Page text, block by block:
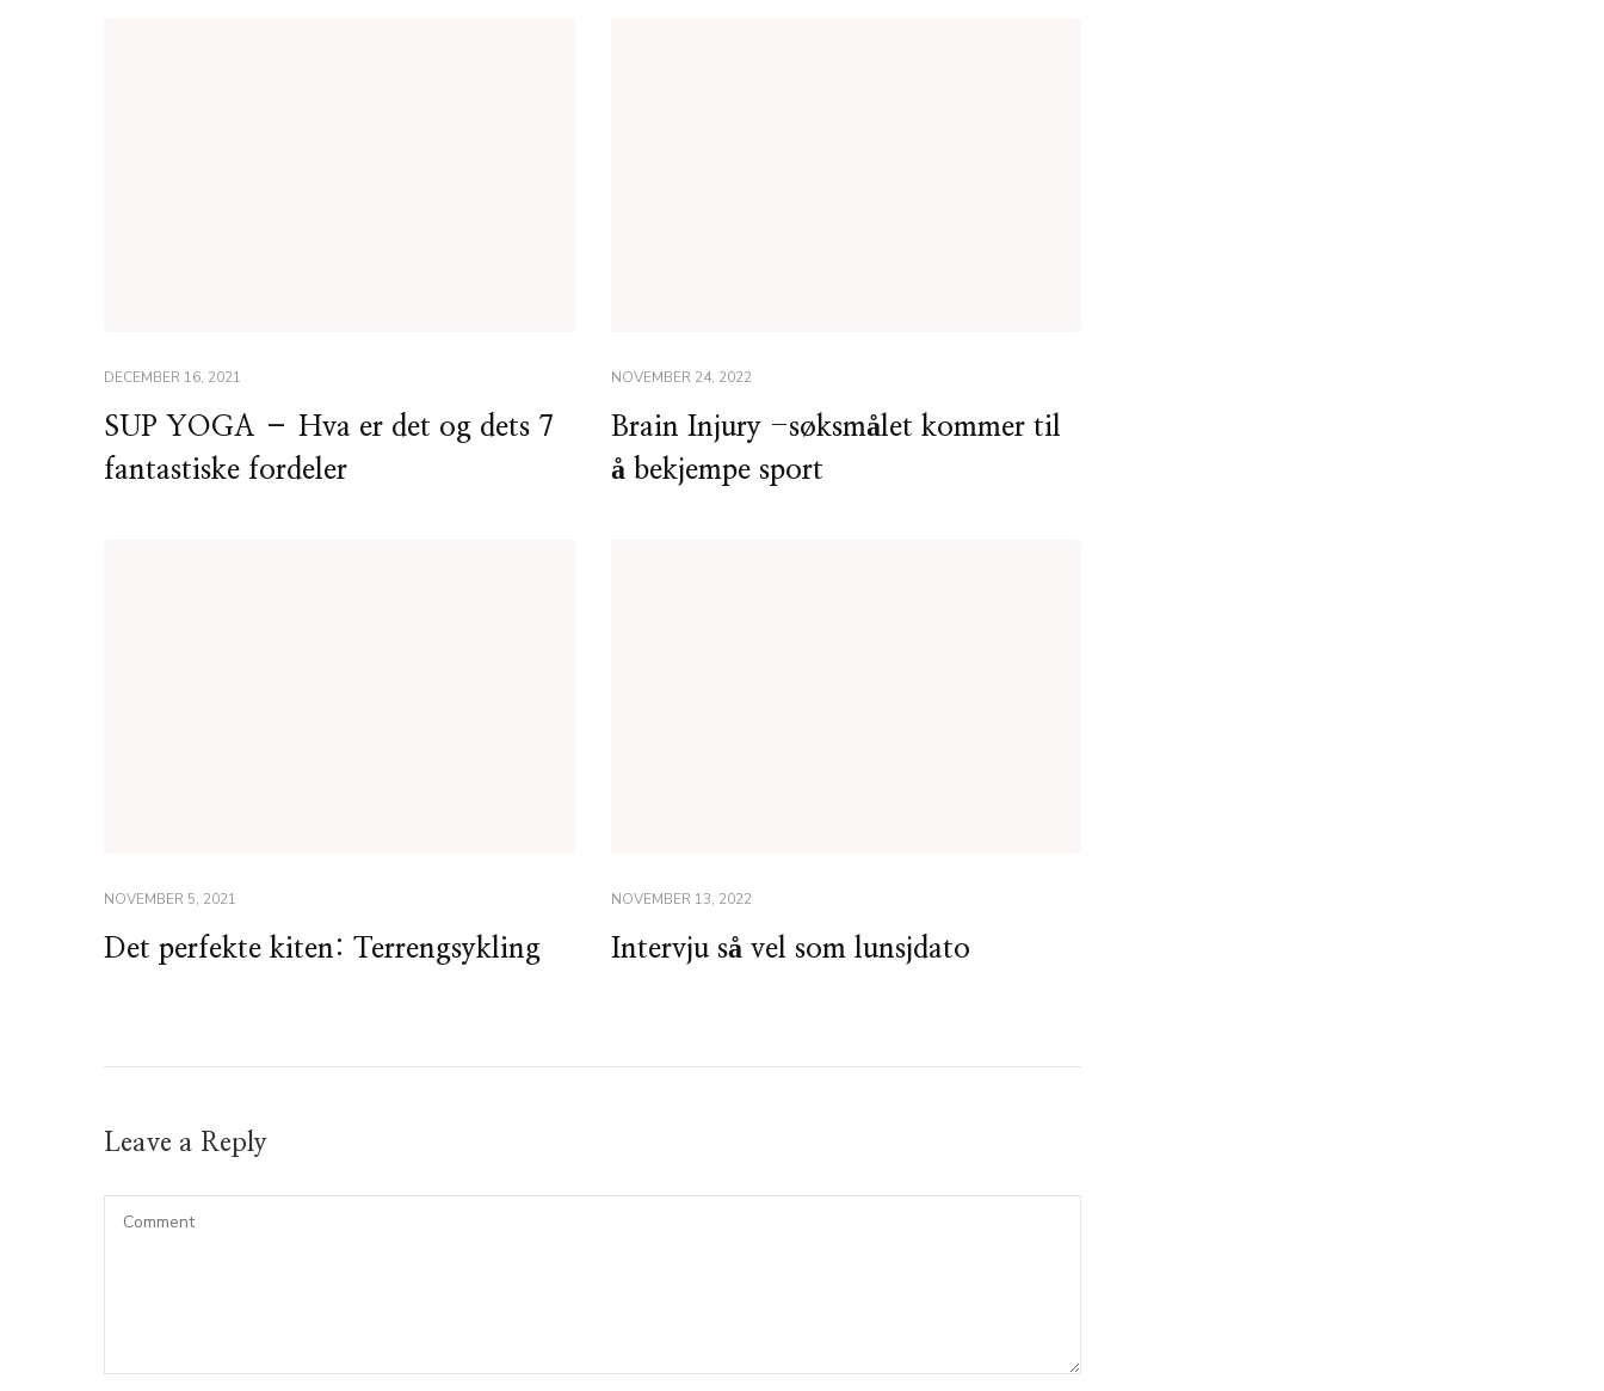
DECEMBER 16, 2021
SUP YOGA – Hva er det og dets 7
fantastiske fordeler
NOVEMBER 24, 2022
Brain Injury -søksmålet kommer til
å bekjempe sport
NOVEMBER 5, 2021
Det perfekte kiten: Terrengsykling
NOVEMBER 13, 2022
Intervju så vel som lunsjdato
Leave a Reply